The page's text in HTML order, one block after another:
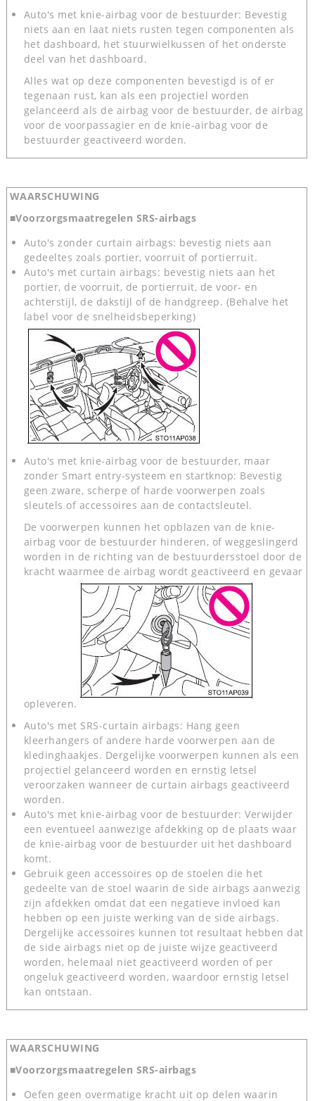
Auto's met knie-airbag voor de bestuurder: Bevestig
niets aan en laat niets rusten tegen componenten als
het dashboard, het stuurwielkussen of het onderste
deel van het dashboard.
Alles wat op deze componenten bevestigd is of er
tegenaan rust, kan als een projectiel worden
gelanceerd als de airbag voor de bestuurder, de airbag
voor de voorpassagier en de knie-airbag voor de
bestuurder geactiveerd worden.
WAARSCHUWING
■Voorzorgsmaatregelen SRS-airbags
Auto's zonder curtain airbags: bevestig niets aan
gedeeltes zoals portier, voorruit of portierruit.
Auto's met curtain airbags: bevestig niets aan het
portier, de voorruit, de portierruit, de voor- en
achterstijl, de dakstijl of de handgreep. (Behalve het
label voor de snelheidsbeperking)
Auto's met knie-airbag voor de bestuurder, maar
zonder Smart entry-systeem en startknop: Bevestig
geen zware, scherpe of harde voorwerpen zoals
sleutels of accessoires aan de contactsleutel.
De voorwerpen kunnen het opblazen van de knie-
airbag voor de bestuurder hinderen, of weggeslingerd
worden in de richting van de bestuurdersstoel door de
kracht waarmee de airbag wordt geactiveerd en gevaar
opleveren.
Auto's met SRS-curtain airbags: Hang geen
kleerhangers of andere harde voorwerpen aan de
kledinghaakjes. Dergelijke voorwerpen kunnen als een
projectiel gelanceerd worden en ernstig letsel
veroorzaken wanneer de curtain airbags geactiveerd
worden.
Auto's met knie-airbag voor de bestuurder: Verwijder
een eventueel aanwezige afdekking op de plaats waar
de knie-airbag voor de bestuurder uit het dashboard
komt.
Gebruik geen accessoires op de stoelen die het
gedeelte van de stoel waarin de side airbags aanwezig
zijn afdekken omdat dat een negatieve invloed kan
hebben op een juiste werking van de side airbags.
Dergelijke accessoires kunnen tot resultaat hebben dat
de side airbags niet op de juiste wijze geactiveerd
worden, helemaal niet geactiveerd worden of per
ongeluk geactiveerd worden, waardoor ernstig letsel
kan ontstaan.
WAARSCHUWING
■Voorzorgsmaatregelen SRS-airbags
Oefen geen overmatige kracht uit op delen waarin